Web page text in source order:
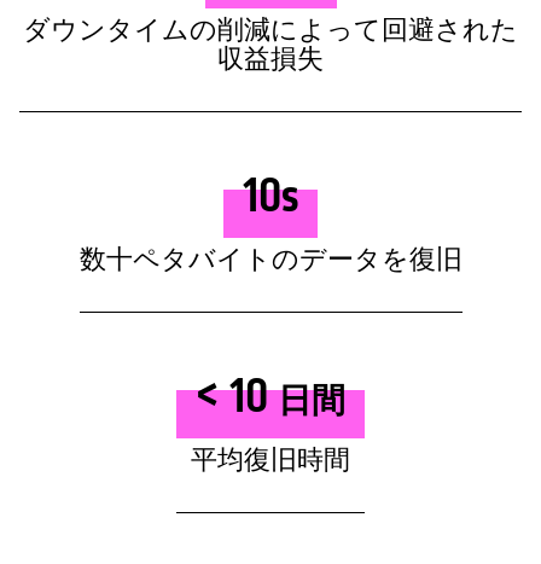
ダウンタイムの削減によって回避された
収益損失
10s
数十ペタバイトのデータを復旧
< 10日間
平均復旧時間